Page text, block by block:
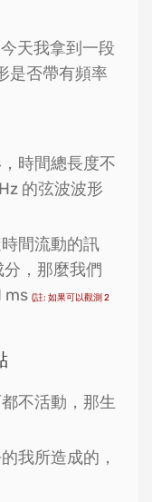
天我拿到一段
是否帶有頻率
時間總長度不
的弦波波形
間流動的訊
，那麼我們
ms (註: 如果可以觀測 2
不活動，那生
我所造成的，